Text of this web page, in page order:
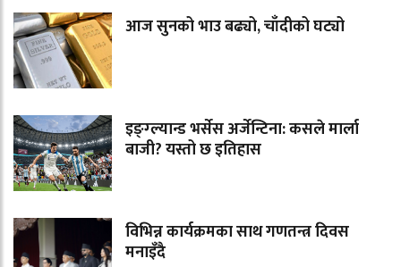
आज सुनको भाउ बढ्यो, चाँदीको घट्यो
इङ्ग्ल्यान्ड भर्सेस अर्जेन्टिना: कसले मार्ला
बाजी? यस्तो छ इतिहास
विभिन्न कार्यक्रमका साथ गणतन्त्र दिवस
मनाइँदै